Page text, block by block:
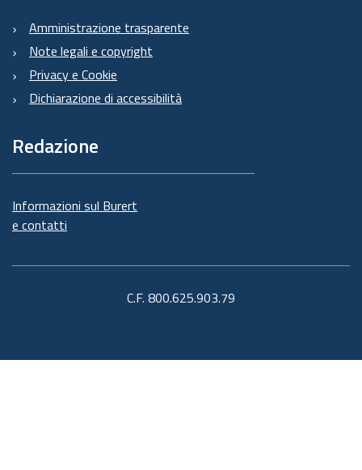
Amministrazione trasparente
Note legali e copyright
Privacy e Cookie
Dichiarazione di accessibilità
Redazione
Informazioni sul Burert
e contatti
C.F. 800.625.903.79